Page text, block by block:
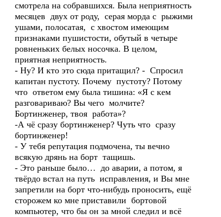
смотрела на собравшихся. Была неприятность
месяцев двух от роду, серая морда с рыжими
ушами, полосатая, с хвостом имеющим
признаками пушистости, обутый в четыре
ровненьких белых носочка. В целом,
приятная неприятность.
- Ну? И кто это сюда притащил? - Спросил
капитан пустоту. Почему пустоту? Потому
что ответом ему была тишина: «Я с кем
разговариваю? Вы чего молчите?
Бортинженер, твоя работа»?
-А чё сразу бортинженер? Чуть что сразу
бортинженер!
- У тебя репутация подмочена, ты вечно
всякую дрянь на борт тащишь.
- Это раньше было… до аварии, а потом, я
твёрдо встал на путь исправления, и Вы мне
запретили на борт что-нибудь проносить, ещё
сторожем ко мне приставили бортовой
компьютер, что бы он за мной следил и всё